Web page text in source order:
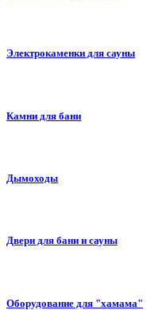
Электрокаменки для сауны
Камни для бани
Дымоходы
Двери для бани и сауны
Оборудование для "хамама"